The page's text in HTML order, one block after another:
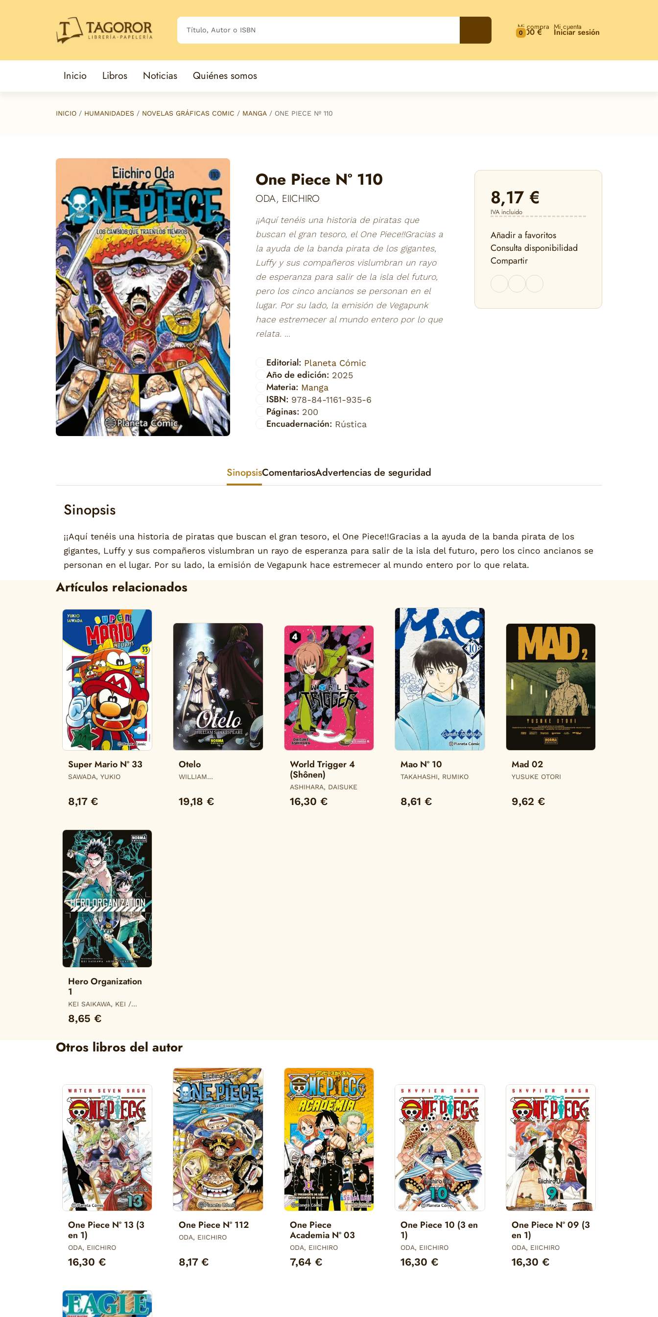
0
Mi compra
0,00 € Mi cuenta
Iniciar sesión
Inicio Libros Noticias Quiénes somos
INICIO HUMANIDADES NOVELAS GRÁFICAS COMIC MANGA ONE PIECE Nº 110
One Piece Nº 110
ODA, EIICHIRO
¡¡Aquí tenéis una historia de piratas que
buscan el gran tesoro, el One Piece!!Gracias a
la ayuda de la banda pirata de los gigantes,
Luffy y sus compañeros vislumbran un rayo
de esperanza para salir de la isla del futuro,
pero los cinco ancianos se personan en el
lugar. Por su lado, la emisión de Vegapunk
hace estremecer al mundo entero por lo que
relata. ...
Editorial: Planeta Cómic
Año de edición: 2025
Materia: Manga
ISBN: 978-84-1161-935-6
Páginas: 200
Encuadernación: Rústica
8,17 €
IVA incluido
Añadir a favoritos
Consulta disponibilidad
Compartir
SinopsisComentariosAdvertencias de seguridad
Sinopsis
¡¡Aquí tenéis una historia de piratas que buscan el gran tesoro, el One Piece!!Gracias a la ayuda de la banda pirata de los
gigantes, Luffy y sus compañeros vislumbran un rayo de esperanza para salir de la isla del futuro, pero los cinco ancianos se
personan en el lugar. Por su lado, la emisión de Vegapunk hace estremecer al mundo entero por lo que relata.
Artículos relacionados
Super Mario Nº 33
SAWADA, YUKIO
8,17 €
Otelo
WILLIAM
SHAKESPEARE /
19,18 €
World Trigger 4
(Shônen)
ASHIHARA, DAISUKE
16,30 €
Mao Nº 10
TAKAHASHI, RUMIKO
8,61 €
Mad 02
YUSUKE OTORI
9,62 €
Hero Organization
1
KEI SAIKAWA, KEI /
AKIRA
8,65 €
Otros libros del autor
One Piece Nº 13 (3
en 1)
ODA, EIICHIRO
16,30 €
One Piece Nº 112
ODA, EIICHIRO
8,17 €
One Piece
Academia Nº 03
ODA, EIICHIRO
7,64 €
One Piece 10 (3 en
1)
ODA, EIICHIRO
16,30 €
One Piece Nº 09 (3
en 1)
ODA, EIICHIRO
16,30 €